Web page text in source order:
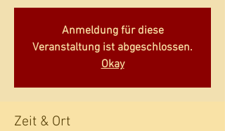
Anmeldung für diese
Veranstaltung ist abgeschlossen.
Okay
Zeit & Ort